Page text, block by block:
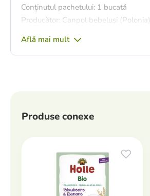
Conținutul pachetului: 1 bucată
Producător: Canpol bebeluși (Polonia).
Află mai mult
Produse conexe